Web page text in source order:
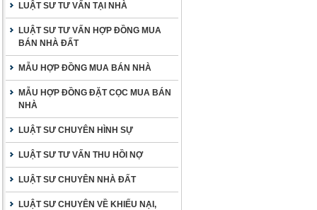
LUẬT SƯ TƯ VẤN TẠI NHÀ
LUẬT SƯ TƯ VẤN HỢP ĐỒNG MUA
BÁN NHÀ ĐẤT
MẪU HỢP ĐỒNG MUA BÁN NHÀ
MẪU HỢP ĐỒNG ĐẶT CỌC MUA BÁN
NHÀ
LUẬT SƯ CHUYÊN HÌNH SỰ
LUẬT SƯ TƯ VẤN THU HỒI NỢ
LUẬT SƯ CHUYÊN NHÀ ĐẤT
LUẬT SƯ CHUYÊN VỀ KHIẾU NẠI,